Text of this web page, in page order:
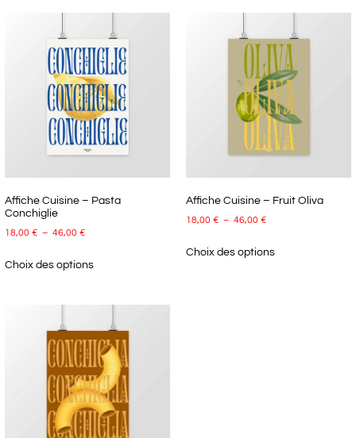
Affiche Cuisine – Pasta
Conchiglie
18,00 € – 46,00 €
Choix des options
Affiche Cuisine – Fruit Oliva
18,00 € – 46,00 €
Choix des options